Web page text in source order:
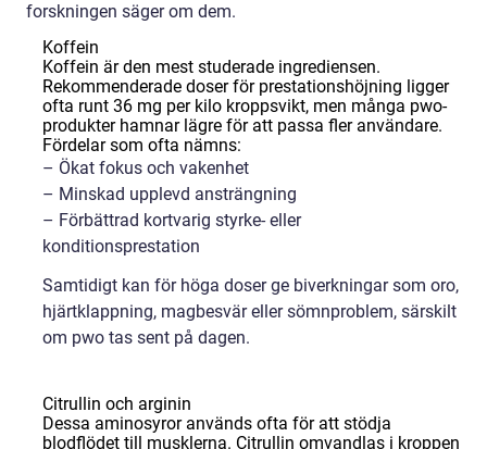
forskningen säger om dem.
Koffein
Koffein är den mest studerade ingrediensen.
Rekommenderade doser för prestationshöjning ligger
ofta runt 36 mg per kilo kroppsvikt, men många pwo-
produkter hamnar lägre för att passa fler användare.
Fördelar som ofta nämns:
– Ökat fokus och vakenhet
– Minskad upplevd ansträngning
– Förbättrad kortvarig styrke- eller
konditionsprestation
Samtidigt kan för höga doser ge biverkningar som oro,
hjärtklappning, magbesvär eller sömnproblem, särskilt
om pwo tas sent på dagen.
Citrullin och arginin
Dessa aminosyror används ofta för att stödja
blodflödet till musklerna. Citrullin omvandlas i kroppen